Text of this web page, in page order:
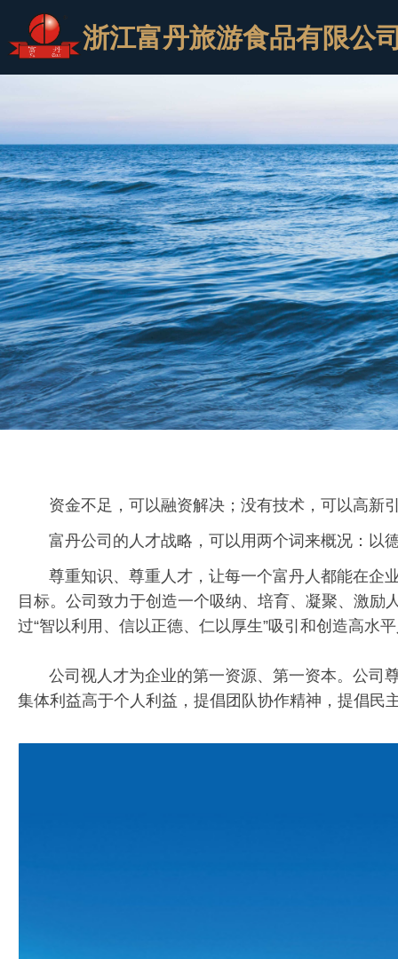
浙江富丹旅游食品有限公
资金不足，可以融资解决；没有技术，可以高新
富丹公司的人才战略，可以用两个词来概况：
尊重知识、尊重人才，让每一个富丹人都能在企业
目标。公司致力于创造一个吸纳、培育、凝聚、激励
过“智以利用、信以正德、仁以厚生”吸引和创造高
公司视人才为企业的第一资源、第一资本。公司尊
集体利益高于个人利益，提倡团队协作精神，提倡民